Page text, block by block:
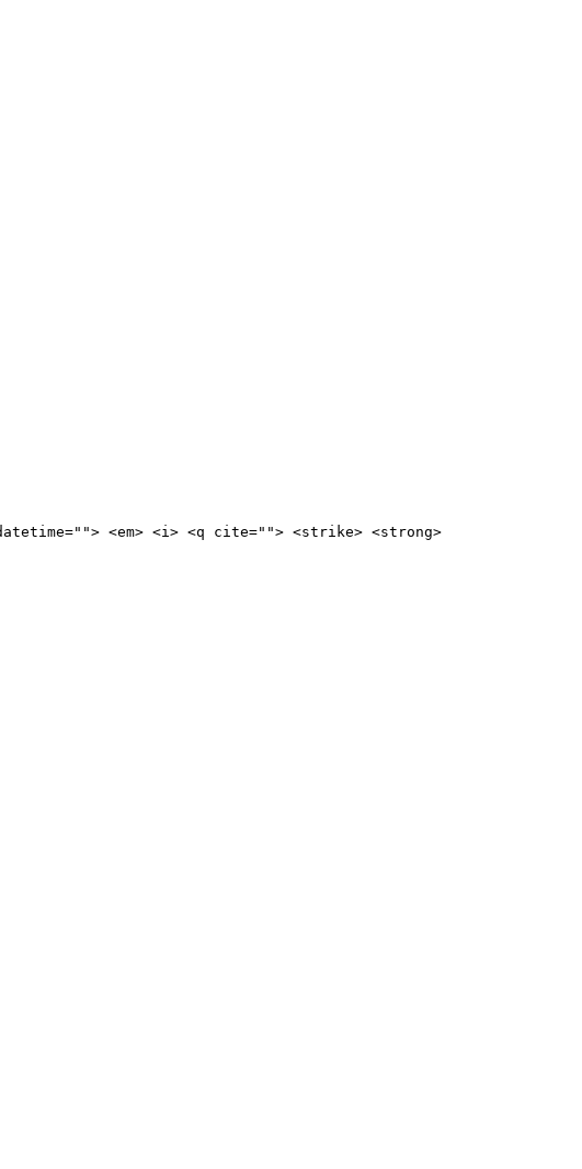
<em> <i> <q cite=""> <strike> <strong>